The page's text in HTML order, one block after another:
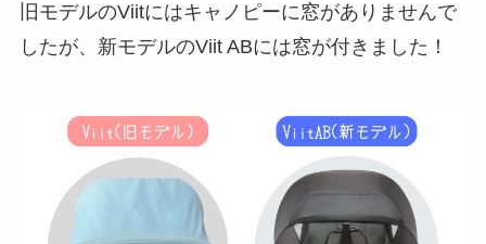
旧モデルのViitにはキャノピーに窓がありませんで
したが、新モデルのViit ABには窓が付きました！